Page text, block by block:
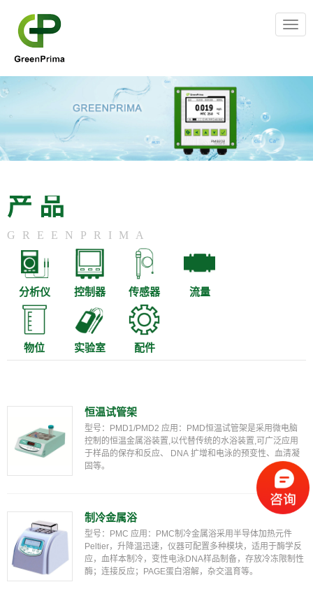
产品
GREENPRIMA
分析仪 控制器 传感器 流量
物位 实验室 配件
恒温试管架
型号：PMD1/PMD2 应用：PMD恒温试管架是采用微电脑
控制的恒温金属浴装置,以代替传统的水浴装置,可广泛应用
于样品的保存和反应、 DNA 扩增和电泳的预变性、血清凝
固等。
制冷金属浴
型号：PMC 应用：PMC制冷金属浴采用半导体加热元件
Peltier，升降温迅速，仪器可配置多种模块，适用于酶学反
应，血样本制冷，变性电泳DNA样品制备，存放冷冻限制性
酶；连接反应；PAGE蛋白溶解，杂交温育等。